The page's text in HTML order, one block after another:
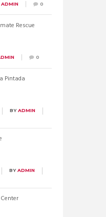
ADMIN 0
Rescue
0
Pintada
BYADMIN
BYADMIN